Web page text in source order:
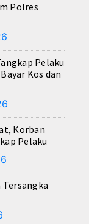
Polres
Pelaku
Kos dan
Korban
Pelaku